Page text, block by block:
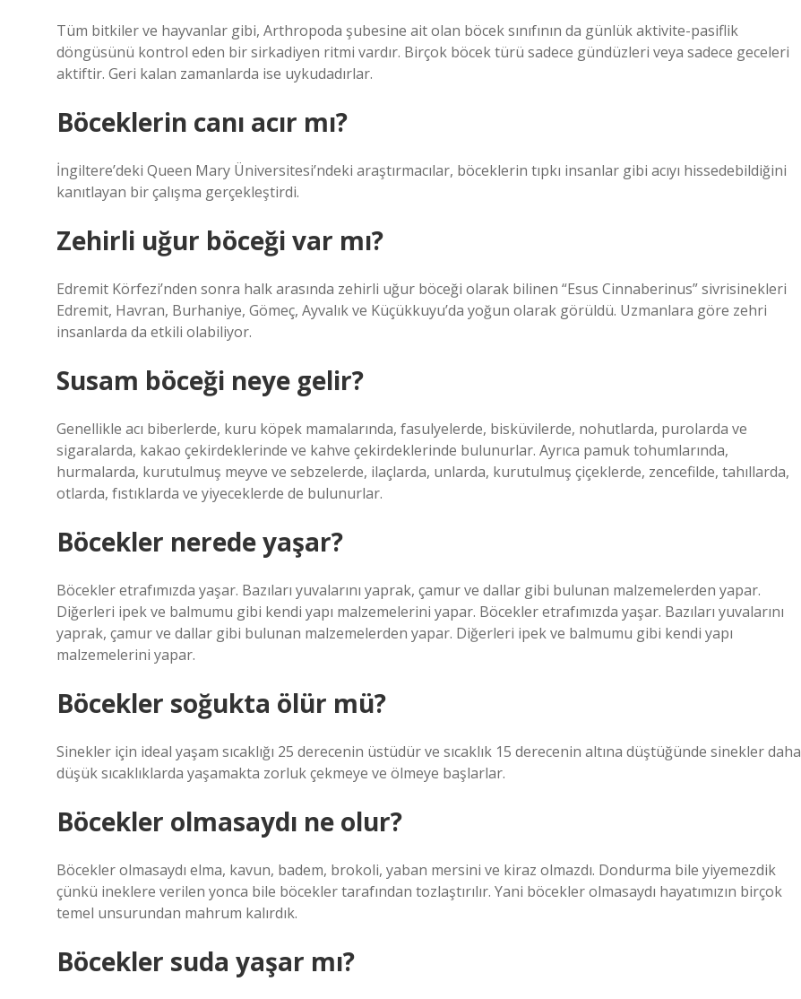
Tüm bitkiler ve hayvanlar gibi, Arthropoda şubesine ait olan böcek sınıfının da günlük aktivite-pasiflik
döngüsünü kontrol eden bir sirkadiyen ritmi vardır. Birçok böcek türü sadece gündüzleri veya sadece geceleri
aktiftir. Geri kalan zamanlarda ise uykudadırlar.
Böceklerin canı acır mı?
İngiltere’deki Queen Mary Üniversitesi’ndeki araştırmacılar, böceklerin tıpkı insanlar gibi acıyı hissedebildiğini
kanıtlayan bir çalışma gerçekleştirdi.
Zehirli uğur böceği var mı?
Edremit Körfezi’nden sonra halk arasında zehirli uğur böceği olarak bilinen “Esus Cinnaberinus” sivrisinekleri
Edremit, Havran, Burhaniye, Gömeç, Ayvalık ve Küçükkuyu’da yoğun olarak görüldü. Uzmanlara göre zehri
insanlarda da etkili olabiliyor.
Susam böceği neye gelir?
Genellikle acı biberlerde, kuru köpek mamalarında, fasulyelerde, bisküvilerde, nohutlarda, purolarda ve
sigaralarda, kakao çekirdeklerinde ve kahve çekirdeklerinde bulunurlar. Ayrıca pamuk tohumlarında,
hurmalarda, kurutulmuş meyve ve sebzelerde, ilaçlarda, unlarda, kurutulmuş çiçeklerde, zencefilde, tahıllarda,
otlarda, fıstıklarda ve yiyeceklerde de bulunurlar.
Böcekler nerede yaşar?
Böcekler etrafımızda yaşar. Bazıları yuvalarını yaprak, çamur ve dallar gibi bulunan malzemelerden yapar.
Diğerleri ipek ve balmumu gibi kendi yapı malzemelerini yapar. Böcekler etrafımızda yaşar. Bazıları yuvalarını
yaprak, çamur ve dallar gibi bulunan malzemelerden yapar. Diğerleri ipek ve balmumu gibi kendi yapı
malzemelerini yapar.
Böcekler soğukta ölür mü?
Sinekler için ideal yaşam sıcaklığı 25 derecenin üstüdür ve sıcaklık 15 derecenin altına düştüğünde sinekler daha
düşük sıcaklıklarda yaşamakta zorluk çekmeye ve ölmeye başlarlar.
Böcekler olmasaydı ne olur?
Böcekler olmasaydı elma, kavun, badem, brokoli, yaban mersini ve kiraz olmazdı. Dondurma bile yiyemezdik
çünkü ineklere verilen yonca bile böcekler tarafından tozlaştırılır. Yani böcekler olmasaydı hayatımızın birçok
temel unsurundan mahrum kalırdık.
Böcekler suda yaşar mı?